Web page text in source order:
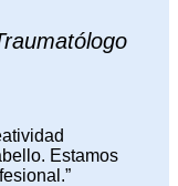
Estamos